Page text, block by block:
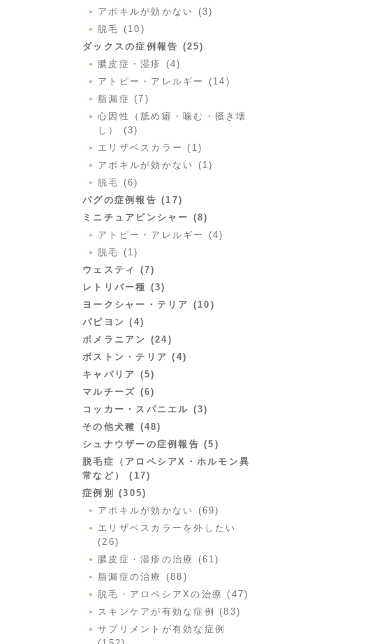
アポキルが効かない (3)
脱毛 (10)
ダックスの症例報告 (25)
膿皮症・湿疹 (4)
アトピー・アレルギー (14)
脂漏症 (7)
心因性（舐め癖・噛む・掻き壊
し） (3)
エリザベスカラー (1)
アポキルが効かない (1)
脱毛 (6)
パグの症例報告 (17)
ミニチュアピンシャー (8)
アトピー・アレルギー (4)
脱毛 (1)
ウェスティ (7)
レトリバー種 (3)
ヨークシャー・テリア (10)
パピヨン (4)
ポメラニアン (24)
ボストン・テリア (4)
キャバリア (5)
マルチーズ (6)
コッカー・スパニエル (3)
その他犬種 (48)
シュナウザーの症例報告 (5)
脱毛症（アロペシアX・ホルモン異
常など） (17)
症例別 (305)
アポキルが効かない (69)
エリザベスカラーを外したい
(26)
膿皮症・湿疹の治療 (61)
脂漏症の治療 (88)
脱毛・アロペシアXの治療 (47)
スキンケアが有効な症例 (83)
サプリメントが有効な症例